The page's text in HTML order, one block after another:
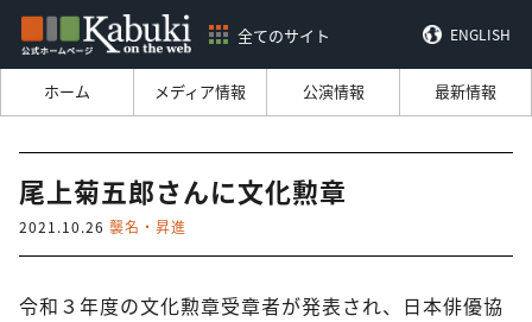
全てのサイト ENGLISH
ホーム メディア情報 公演情報 最新情報
尾上菊五郎さんに文化勲章
2021.10.26 襲名・昇進
令和３年度の文化勲章受章者が発表され、日本俳優協